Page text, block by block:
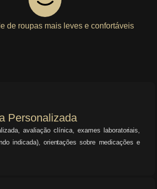
de roupas mais leves e confortáveis
Personalizada
avaliação clínica, exames laboratoriais,
indicada), orientações sobre medicações e